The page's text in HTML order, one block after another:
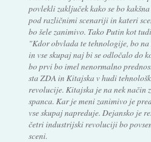
povlekli zaključek kako se bo
pod različnimi scenariji in kateri
bo šele zanimivo. Tako Putin kot
"Kdor obvlada te tehnologije, bo
in vse skupaj naj bi se odločalo do
bo prvi bo imel nenormalno
sta ZDA in Kitajska v hudi
revolucije. Kitajska je na nek način
spanca. Kar je meni zanimivo je
vse skupaj napreduje. Dejansko je
četri industrijski revoluciji bo
sceni.